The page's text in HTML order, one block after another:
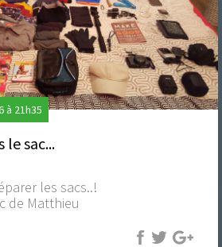
à 21h35
le sac...
les sacs..!
de Matthieu